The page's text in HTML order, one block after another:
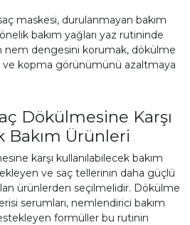
maskesi, durulanmayan bakım
bakım yağları yaz rutininde
nem dengesini korumak, dökülme
ve kopma görünümünü azaltmaya
Dökülmesine Karşı
Bakım Ürünleri
karşı kullanılabilecek bakım
ve saç tellerinin daha güçlü
ürünlerden seçilmelidir. Dökülme
serumları, nemlendirici bakım
formüller bu rutinin